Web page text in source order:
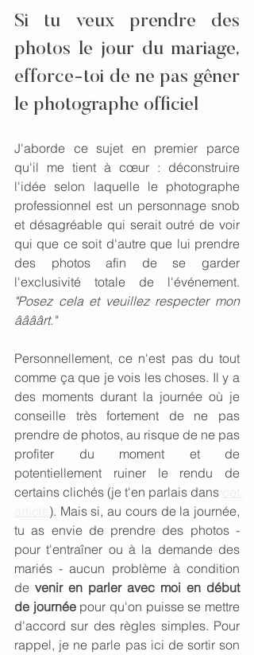
Si tu veux prendre des
photos le jour du mariage,
efforce-toi de ne pas gêner
le photographe officiel
J'aborde ce sujet en premier parce
qu'il me tient à cœur : déconstruire
l'idée selon laquelle le photographe
professionnel est un personnage snob
et désagréable qui serait outré de voir
qui que ce soit d'autre que lui prendre
des photos afin de se garder
"Posez cela et veuillez respecter mon
âââârt."
Personnellement, ce n'est pas du tout
comme ça que je vois les choses. Il y a
des moments durant la journée où je
conseille très fortement de ne pas
prendre de photos, au risque de ne pas
profiter du moment et de
potentiellement ruiner le rendu de
certains clichés (je t'en parlais dans
). Mais si, au cours de la journée,
tu as envie de prendre des photos -
pour t'entraîner ou à la demande des
mariés - aucun problème à condition
de venir en parler avec moi en début
de journée pour qu'on puisse se mettre
d'accord sur des règles simples. Pour
rappel, je ne parle pas ici de sortir son